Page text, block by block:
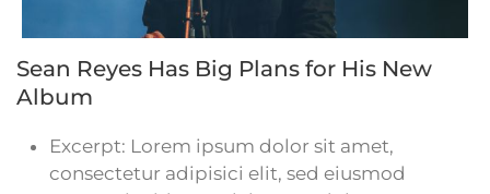
Sean Reyes Has Big Plans for His New
Album
Excerpt: Lorem ipsum dolor sit amet,
consectetur adipisici elit, sed eiusmod